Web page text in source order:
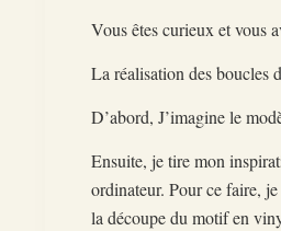
Vous êtes curieux et vous
La réalisation des boucles
D’abord, J’imagine le
Ensuite, je tire mon
ordinateur. Pour ce faire,
la découpe du motif en